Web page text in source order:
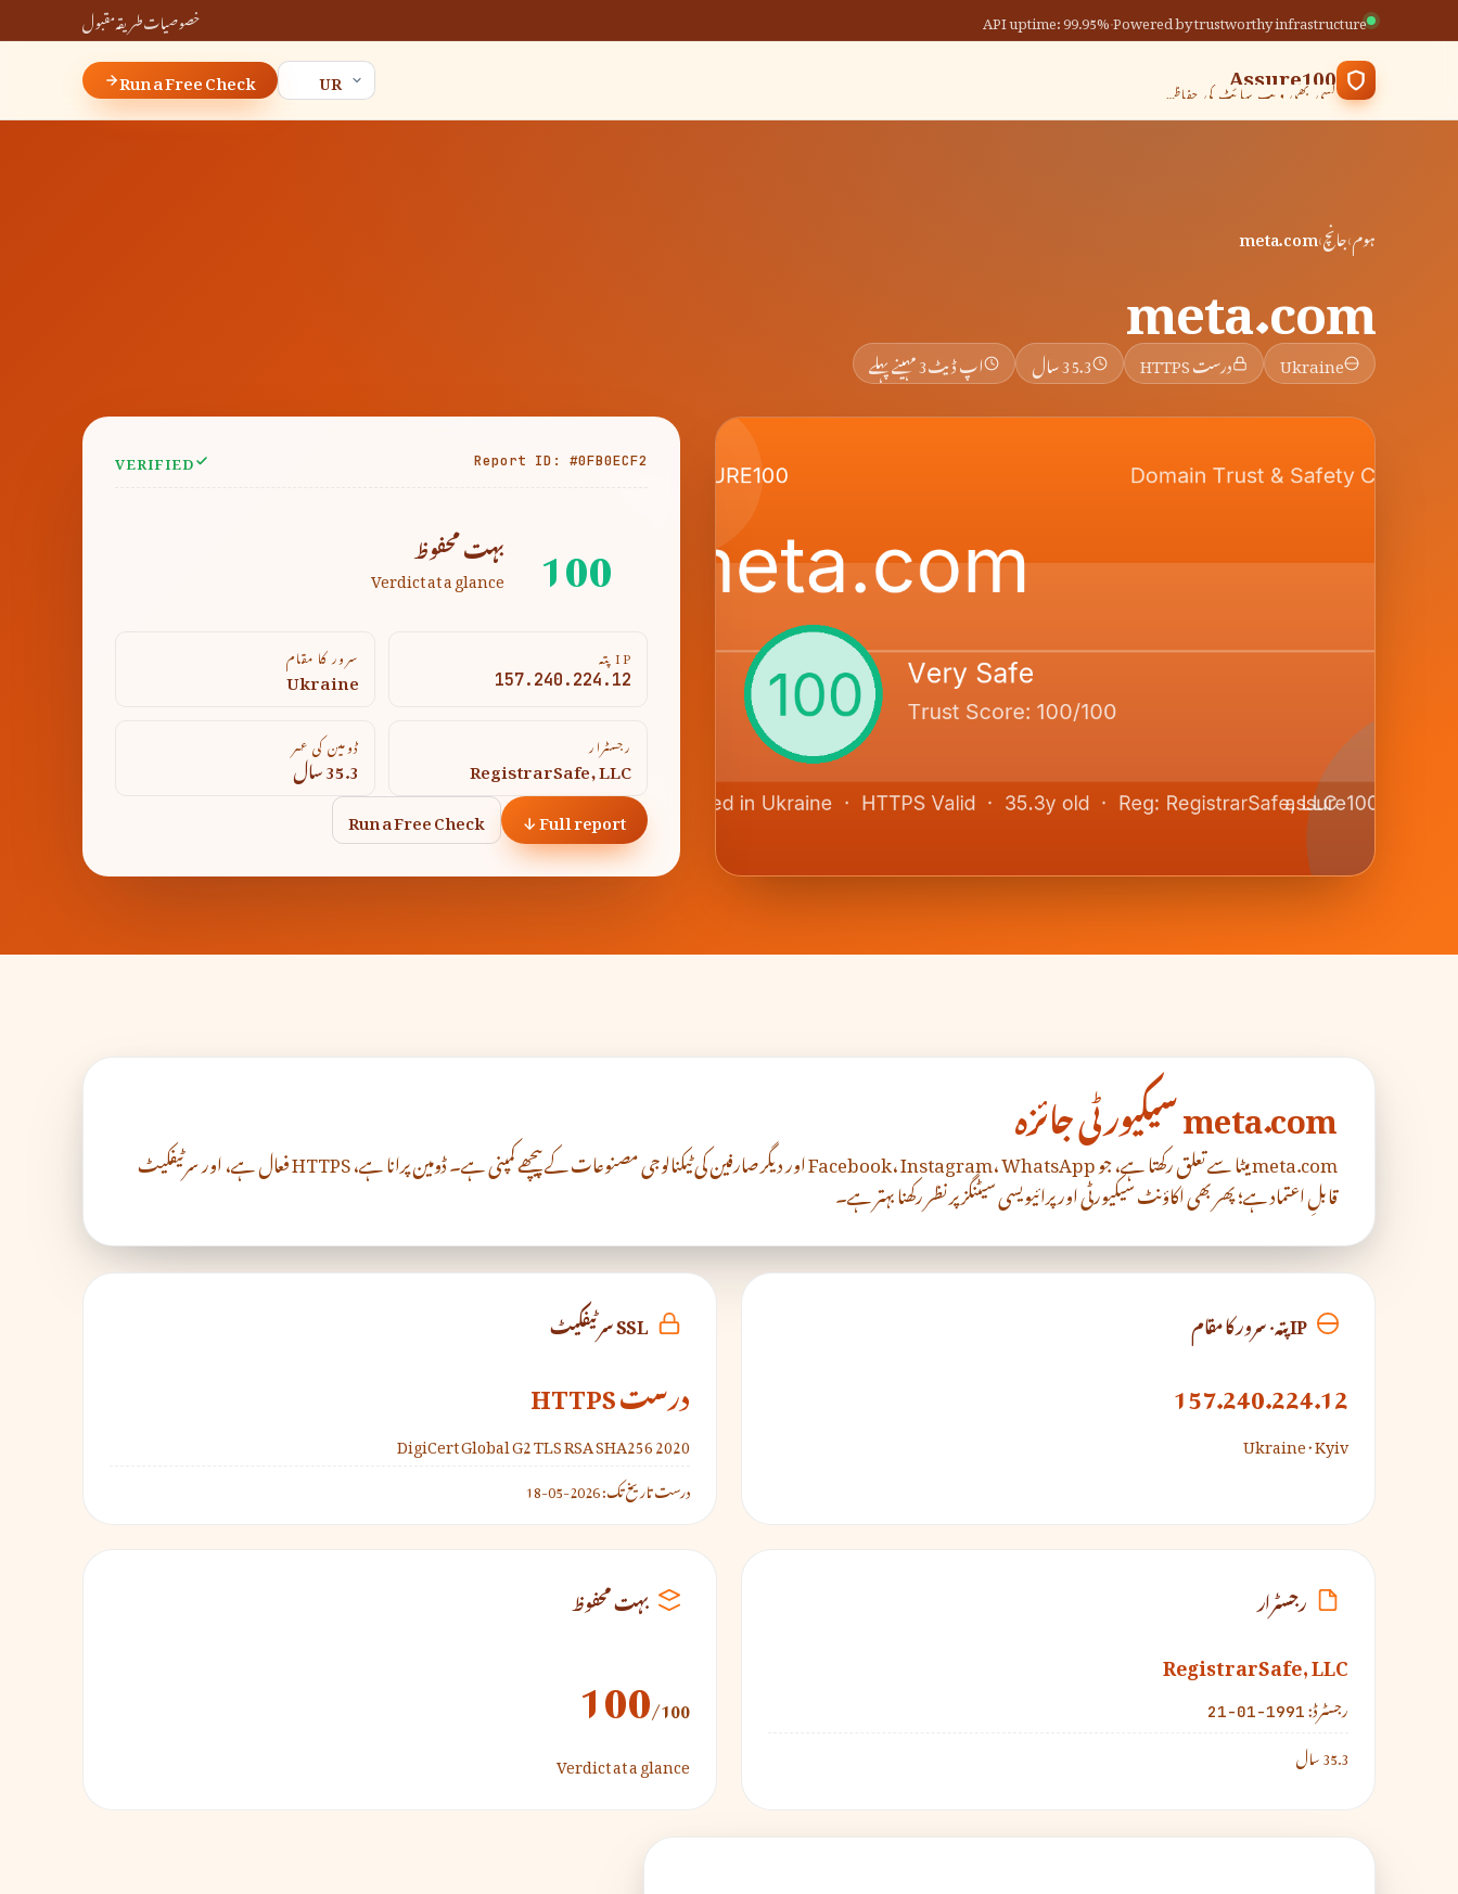
Powered by trustworthy infrastructure
·
API uptime: 99.95% خصوصیاتطریقہمقبول
Assure100 کسی بھی ویب سائٹ کی حفاظت کی جانچ کریں Run a Free Check
ہوم›جانچ›
meta.com
meta.com
Ukraine درست HTTPS 35.3 سال اپ ڈیٹ3 مہینے پہلے
Report ID: #0FB0ECF2
VERIFIED
100 بہت محفوظ
Verdict at a glance
IP پتہ
157.240.224.12
سرور کا مقام
Ukraine
رجسٹرار
RegistrarSafe, LLC
ڈومین کی عمر
35.3 سال
Full report ↓
Run a Free Check
meta.com سیکیورٹی جائزہ
meta.com میٹا سے تعلق رکھتا ہے، جو Facebook، Instagram، WhatsApp اور دیگر صارفین کی ٹیکنالوجی مصنوعات کے پیچھے کمپنی ہے۔ ڈومین پرانا ہے، HTTPS فعال ہے، اور سرٹیفکیٹ
قابلِ اعتماد ہے؛ پھر بھی اکاؤنٹ سیکیورٹی اور پرائیویسی سیٹنگز پر نظر رکھنا بہتر ہے۔
IP پتہ · سرور کا مقام
157.240.224.12
Ukraine · Kyiv
SSL سرٹیفکیٹ
درست HTTPS
DigiCert Global G2 TLS RSA SHA256 2020
درست تاریخ تک:
رجسٹرار
RegistrarSafe, LLC
رجسٹرڈ: 1991-01-21
35.3 سال
بہت محفوظ
100/100
Verdict at a glance